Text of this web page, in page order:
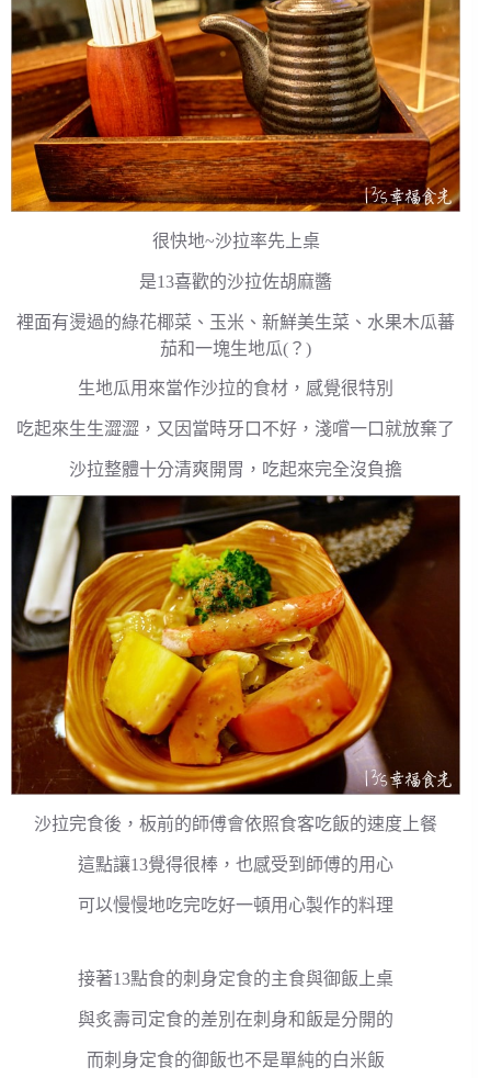
很快地~沙拉率先上桌
是13喜歡的沙拉佐胡麻醬
裡面有燙過的綠花椰菜、玉米、新鮮美生菜、水果木瓜蕃
茄和一塊生地瓜(？)
生地瓜用來當作沙拉的食材，感覺很特別
吃起來生生澀澀，又因當時牙口不好，淺嚐一口就放棄了
沙拉整體十分清爽開胃，吃起來完全沒負擔
沙拉完食後，板前的師傅會依照食客吃飯的速度上餐
這點讓13覺得很棒，也感受到師傅的用心
可以慢慢地吃完吃好一頓用心製作的料理
接著13點食的刺身定食的主食與御飯上桌
與炙壽司定食的差別在刺身和飯是分開的
而刺身定食的御飯也不是單純的白米飯